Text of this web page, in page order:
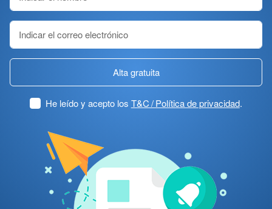
Alta gratuita
He leído y acepto los T&C / Política de privacidad.